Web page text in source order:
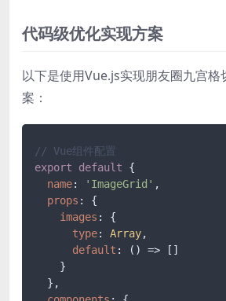
代码级优化实现方案
以下是使用Vue.js实现朋友圈九宫格
案：
// Vue组件配置
export
default {
name: 'ImageGrid' ,
props : {
images : {
type: Array,
default : () => []
    }
  },